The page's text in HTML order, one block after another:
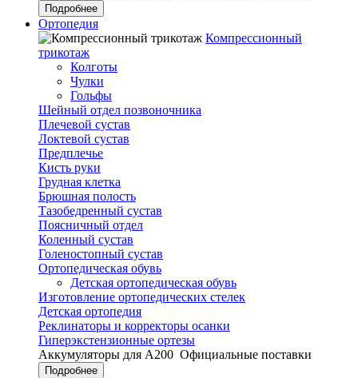
Подробнее
Ортопедия
Компрессионный
трикотаж
Колготы
Чулки
Гольфы
Шейный отдел позвоночника
Плечевой сустав
Локтевой сустав
Предплечье
Кисть руки
Грудная клетка
Брюшная полость
Тазобедренный сустав
Поясничный отдел
Коленный сустав
Голеностопный сустав
Ортопедическая обувь
Детская ортопедическая обувь
Изготовление ортопедических стелек
Детская ортопедия
Реклинаторы и корректоры осанки
Гиперэкстензионные ортезы
Аккумуляторы для А200 Официальные поставки
Подробнее